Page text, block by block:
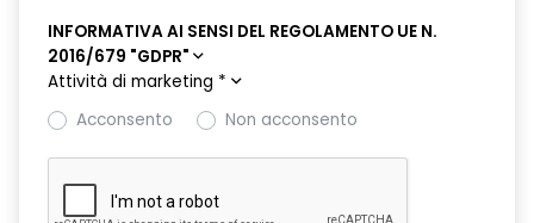
driver display L-Shape da 12,3''
eCall funzionalità soggetta a copertura di rete;
compatibilità 2G/3G o 4G/5G a seconda del veicolo
effetto 3D filigranato, e indicatori di direzione dinamici fari
posteriori
INFORMATIVA AI SENSI DEL REGOLAMENTO UE N.
2016/679 "GDPR"
Attività di marketing *
Acconsento
Non acconsento